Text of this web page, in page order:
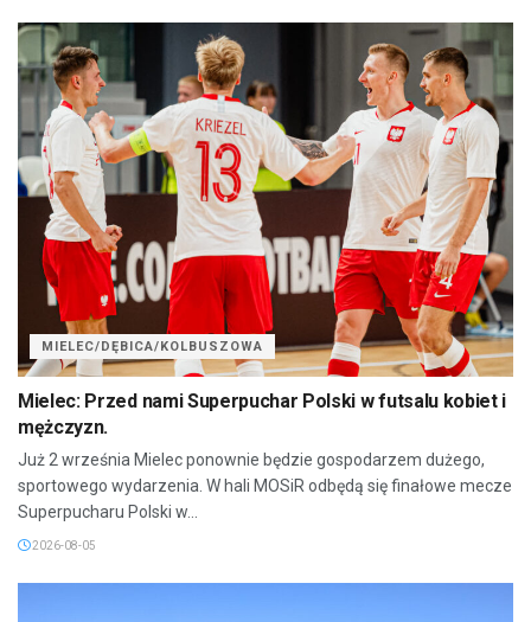
MIELEC/DĘBICA/KOLBUSZOWA
Mielec: Przed nami Superpuchar Polski w futsalu kobiet i
mężczyzn.
Już 2 września Mielec ponownie będzie gospodarzem dużego,
sportowego wydarzenia. W hali MOSiR odbędą się finałowe mecze
Superpucharu Polski w...
2026-08-05